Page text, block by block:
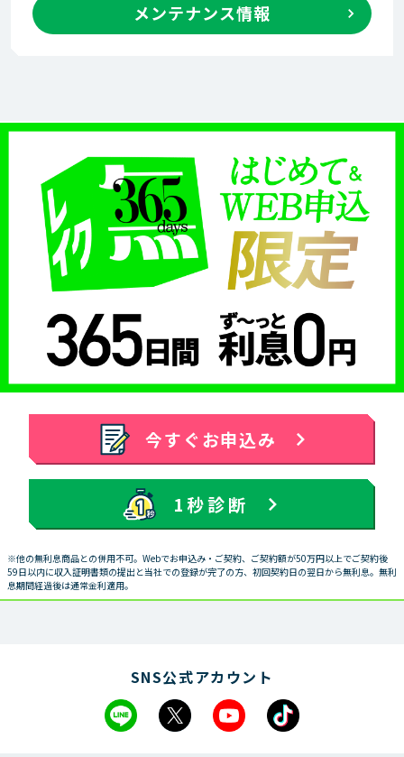
メンテナンス情報
今すぐお申込み
1秒診断
※他の無利息商品との併用不可。Webでお申込み・ご契約、ご契約額が50万円以上でご契約後
59日以内に収入証明書類の提出と当社での登録が完了の方、初回契約日の翌日から無利息。無利
息期間経過後は通常金利適用。
SNS公式アカウント